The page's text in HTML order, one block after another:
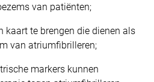
van patiënten;
kaart te brengen die dienen als
van atriumfibrilleren;
markers kunnen